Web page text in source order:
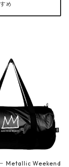
め
Metallic Weekend